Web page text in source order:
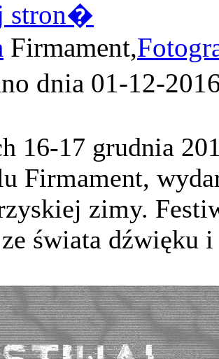
Firmament,
dnia 01-12-
16-17 grudnia
Firmament,
zimy.
świata dźwięku i